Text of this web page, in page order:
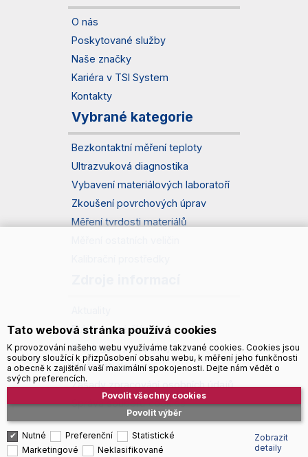
O nás
Poskytované služby
Naše značky
Kariéra v TSI System
Kontakty
Vybrané kategorie
Bezkontaktní měření teploty
Ultrazvuková diagnostika
Vybavení materiálových laboratoří
Zkoušení povrchových úprav
Měření tvrdosti materiálů
Publikované články
Katalogy a prospekty
Možnosti dopravy
Zásady zpracování osobních údajů
Správa souborů cookies
Tato webová stránka používá cookies
K provozování našeho webu využíváme takzvané cookies. Cookies jsou
soubory sloužící k přizpůsobení obsahu webu, k měření jeho funkčnosti
a obecně k zajištění vaší maximální spokojenosti. Dejte nám vědět o
svých preferencích.
Povolit výběr
Povolit všechny cookies
Nutné Preferenční
Statistické
Marketingové
Neklasifikované
Zobrazit
detaily